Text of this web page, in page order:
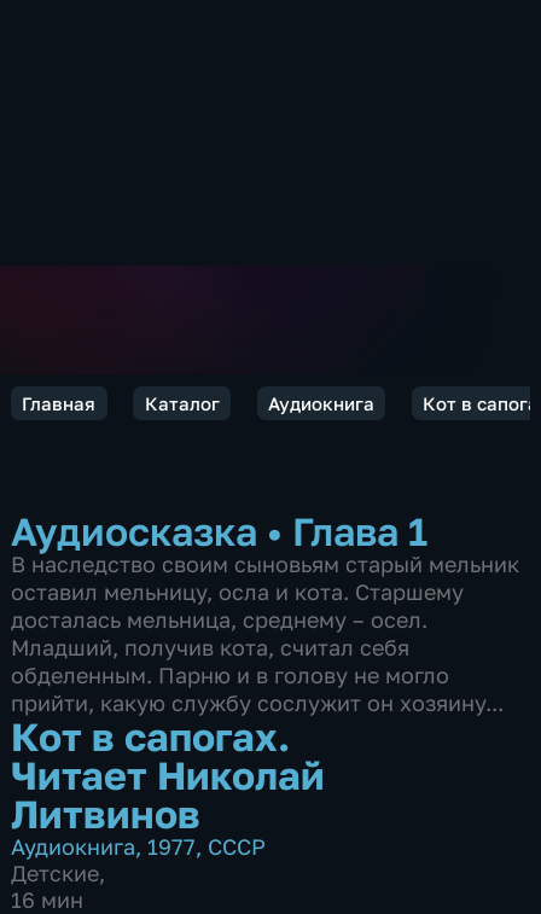
Главная Каталог Аудиокнига Кот в
Аудиосказка • Глава 1
В наследство своим сыновьям старый мельник
оставил мельницу, осла и кота. Старшему
досталась мельница, среднему – осел.
Младший, получив кота, считал себя
обделенным. Парню и в голову не могло
прийти, какую службу сослужит он хозяину...
Кот в сапогах.
Читает Николай
Литвинов
Аудиокнига, 1977, СССР
Детские,
16 мин